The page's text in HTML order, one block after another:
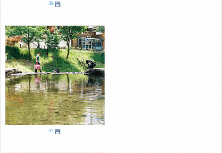
38
37